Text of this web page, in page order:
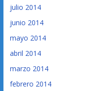
julio 2014
junio 2014
mayo 2014
abril 2014
marzo 2014
febrero 2014